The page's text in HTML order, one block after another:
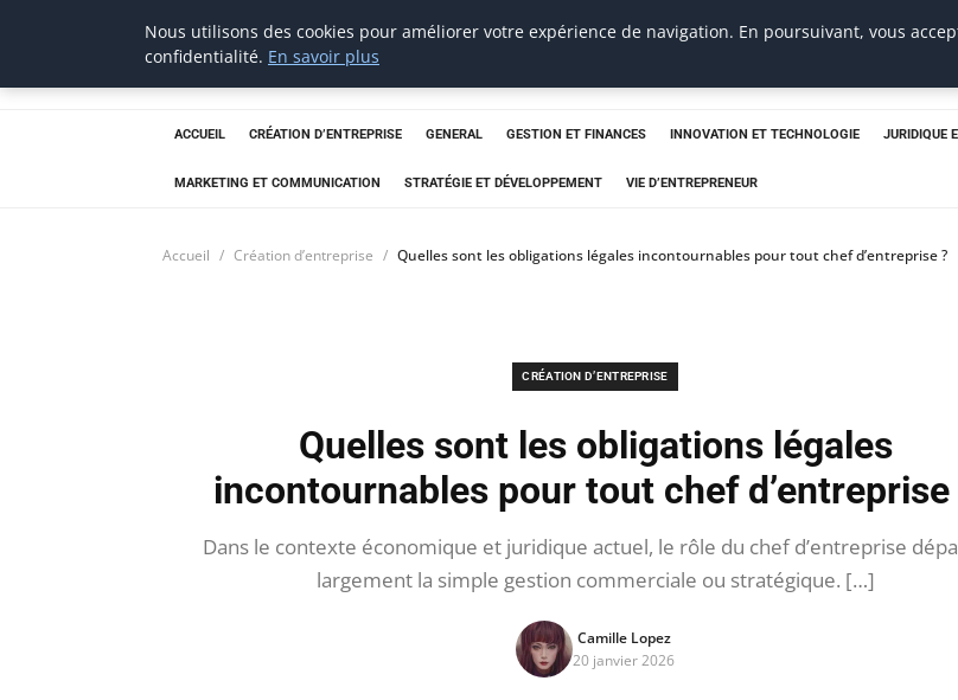
Aecme
ACCUEIL CRÉATION D’ENTREPRISE GENERAL GESTION ET FINANCES INNOVATION ET TECHNOLOGIE JURIDIQUE
MARKETING ET COMMUNICATION STRATÉGIE ET DÉVELOPPEMENT VIE D’ENTREPRENEUR
Accueil Création d’entreprise Quelles sont les obligations légales incontournables pour tout chef d’entreprise ?
CRÉATION D’ENTREPRISE
Quelles sont les obligations légales
incontournables pour tout chef d’entreprise
Dans le contexte économique et juridique actuel, le rôle du chef d’entreprise
largement la simple gestion commerciale ou stratégique. […]
Camille Lopez
20 janvier 2026
Nous utilisons des cookies pour améliorer votre expérience de navigation. En poursuivant, vous
confidentialité. En savoir plus